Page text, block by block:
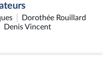
Dorothée Rouillard
Denis Vincent